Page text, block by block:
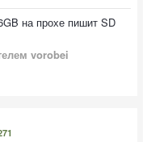
на прохе пишит SD
vorobei